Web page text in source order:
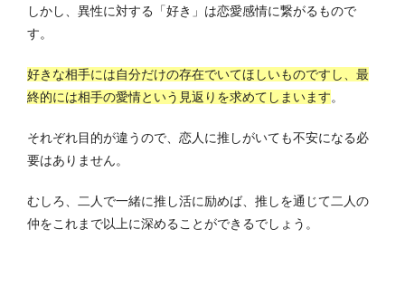
しかし、異性に対する「好き」は恋愛感情に繋がるもので
す。
好きな相手には自分だけの存在でいてほしいものですし、最
終的には相手の愛情という見返りを求めてしまいます。
それぞれ目的が違うので、恋人に推しがいても不安になる必
要はありません。
むしろ、二人で一緒に推し活に励めば、推しを通じて二人の
仲をこれまで以上に深めることができるでしょう。